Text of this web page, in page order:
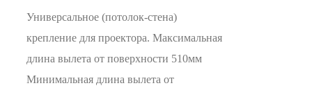
Универсальное (потолок-стена)
крепление для проектора. Максимальная
длина вылета от поверхности 510мм
Минимальная длина вылета от